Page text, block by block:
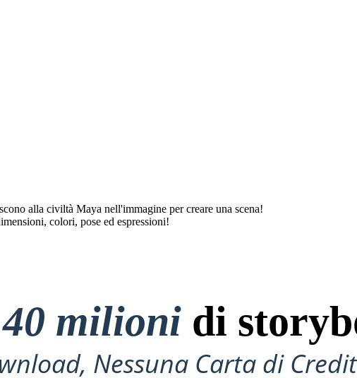
alla civiltà Maya nell'immagine per creare una scena!
colori, pose ed espressioni!
40 milioni di
Nessuna Carta di